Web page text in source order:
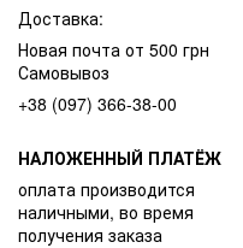
Доставка:
Новая почта от 500 грн
Самовывоз
+38 (097) 366-38-00
НАЛОЖЕННЫЙ ПЛАТЁЖ
оплата производится
наличными, во время
получения заказа